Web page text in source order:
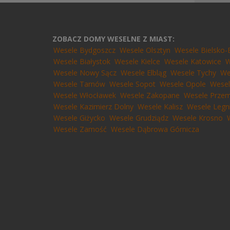
ZOBACZ DOMY WESELNE Z MIAST:
Wesele Bydgoszcz Wesele Olsztyn Wesele Bielsko-
Wesele Białystok Wesele Kielce Wesele Katowice
Wesele Nowy Sącz Wesele Elbląg Wesele Tychy
Wesele Tarnów Wesele Sopot Wesele Opole
Wesele Włocławek Wesele Zakopane Wesele
Wesele Kazimierz Dolny Wesele Kalisz Wesele
Wesele Giżycko Wesele Grudziądz Wesele Krosno
Wesele Zamość Wesele Dąbrowa Górnicza